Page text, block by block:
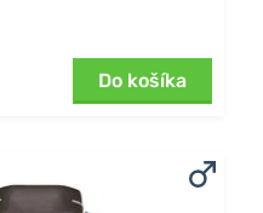
Do košíka